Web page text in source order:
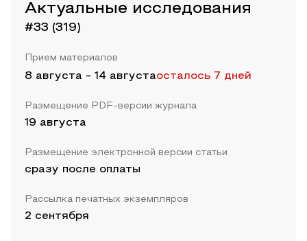
Актуальные исследования
#33 (319)
Прием материалов
8 августа - 14 августаосталось 7 дней
Размещение PDF-версии журнала
19 августа
Размещение электронной версии статьи
сразу после оплаты
Рассылка печатных экземпляров
2 сентября